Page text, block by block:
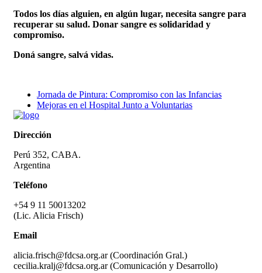
Todos los días alguien, en algún lugar, necesita sangre para
recuperar su salud. Donar sangre es solidaridad y
compromiso.
Doná sangre, salvá vidas.
Jornada de Pintura: Compromiso con las Infancias
Mejoras en el Hospital Junto a Voluntarias
Dirección
Perú 352, CABA.
Argentina
Teléfono
+54 9 11 50013202
(Lic. Alicia Frisch)
Email
alicia.frisch@fdcsa.org.ar (Coordinación Gral.)
cecilia.kralj@fdcsa.org.ar (Comunicación y Desarrollo)